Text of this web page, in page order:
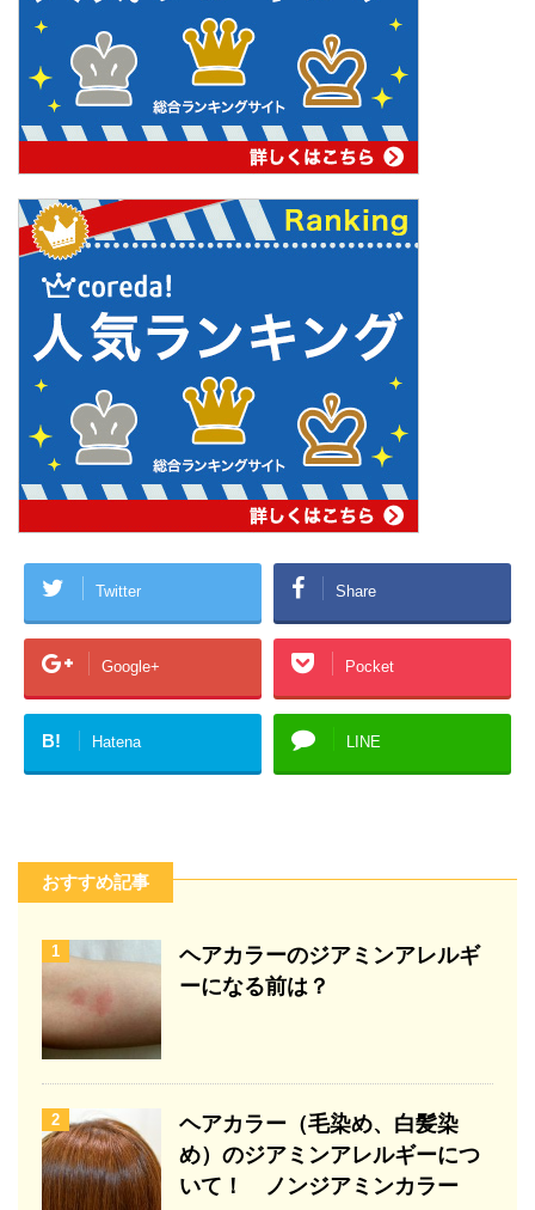
Twitter Share
Google+ Pocket
B! Hatena LINE
おすすめ記事
1
ヘアカラーのジアミンアレルギ
ーになる前は？
2
ヘアカラー（毛染め、白髪染
め）のジアミンアレルギーにつ
いて！ ノンジアミンカラー